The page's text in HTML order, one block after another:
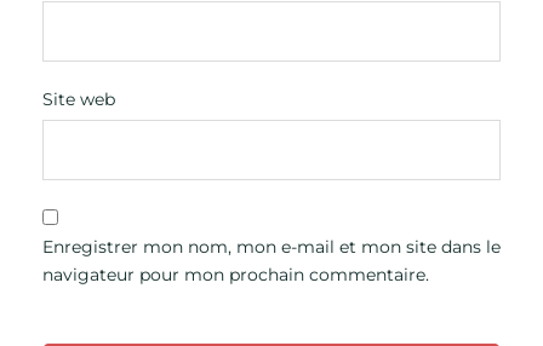
Site web
Enregistrer mon nom, mon e-mail et mon site dans le
navigateur pour mon prochain commentaire.